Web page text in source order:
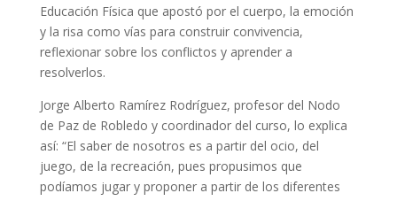
Educación Física que apostó por el cuerpo, la emoción
y la risa como vías para construir convivencia,
reflexionar sobre los conflictos y aprender a
resolverlos.
Jorge Alberto Ramírez Rodríguez, profesor del Nodo
de Paz de Robledo y coordinador del curso, lo explica
así: “El saber de nosotros es a partir del ocio, del
juego, de la recreación, pues propusimos que
podíamos jugar y proponer a partir de los diferentes